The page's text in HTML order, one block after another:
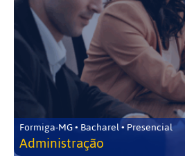
Formiga-MG • Bacharel • Presencial
Administração